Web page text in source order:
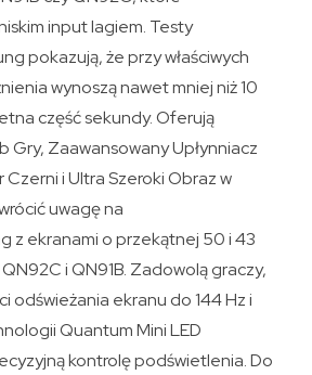
input lagiem. Testy
pokazują, że przy właściwych
wynoszą nawet mniej niż 10
część sekundy. Oferują
Gry, Zaawansowany Upłynniacz
Czerni i Ultra Szeroki Obraz w
uwagę na
z ekranami o przekątnej 50 i 43
i QN91B. Zadowolą graczy,
odświeżania ekranu do 144 Hz i
Quantum Mini LED
kontrolę podświetlenia. Do